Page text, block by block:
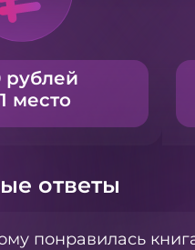
рублей
место
ответы
понравилась